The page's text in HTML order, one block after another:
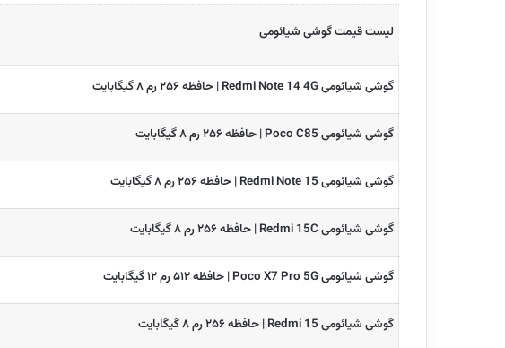
لیست قیمت گوشی شیائومی
گوشی شیائومی Redmi Note 14 4G | حافظه ۲۵۶ رم ۸ گیگابایت
گوشی شیائومی Poco C85 | حافظه ۲۵۶ رم ۸ گیگابایت
گوشی شیائومی Redmi Note 15 | حافظه ۲۵۶ رم ۸ گیگابایت
گوشی شیائومی Redmi 15C | حافظه ۲۵۶ رم ۸ گیگابایت
گوشی شیائومی Poco X7 Pro 5G | حافظه ۵۱۲ رم ۱۲ گیگابایت
گوشی شیائومی Redmi 15 | حافظه ۲۵۶ رم ۸ گیگابایت